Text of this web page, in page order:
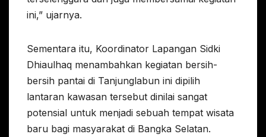
ini,” ujarnya.
Sementara itu, Koordinator Lapangan Sidki
Dhiaulhaq menambahkan kegiatan bersih-
bersih pantai di Tanjunglabun ini dipilih
lantaran kawasan tersebut dinilai sangat
potensial untuk menjadi sebuah tempat wisata
baru bagi masyarakat di Bangka Selatan.